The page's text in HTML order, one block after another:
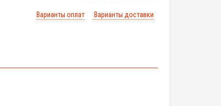
Варианты оплат Варианты доставки